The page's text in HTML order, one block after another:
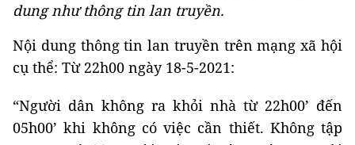
dung như thông tin lan truyền.
Nội dung thông tin lan truyền trên mạng xã hội
cụ thể: Từ 22h00 ngày 18-5-2021:
“Người dân không ra khỏi nhà từ 22h00’ đến
05h00’ khi không có việc cần thiết. Không tập